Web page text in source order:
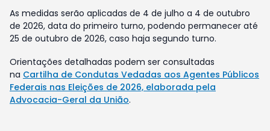
As medidas serão aplicadas de 4 de julho a 4 de outubro
de 2026, data do primeiro turno, podendo permanecer até
25 de outubro de 2026, caso haja segundo turno.
Orientações detalhadas podem ser consultadas
na Cartilha de Condutas Vedadas aos Agentes Públicos
Federais nas Eleições de 2026, elaborada pela
Advocacia-Geral da União.